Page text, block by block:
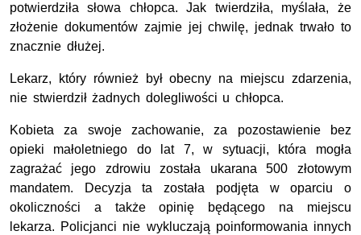
potwierdziła słowa chłopca. Jak twierdziła, myślała, że
złożenie dokumentów zajmie jej chwilę, jednak trwało to
znacznie dłużej.
Lekarz, który również był obecny na miejscu zdarzenia,
nie stwierdził żadnych dolegliwości u chłopca.
Kobieta za swoje zachowanie, za pozostawienie bez
opieki małoletniego do lat 7, w sytuacji, która mogła
zagrażać jego zdrowiu została ukarana 500 złotowym
mandatem. Decyzja ta została podjęta w oparciu o
okoliczności a także opinię będącego na miejscu
lekarza. Policjanci nie wykluczają poinformowania innych